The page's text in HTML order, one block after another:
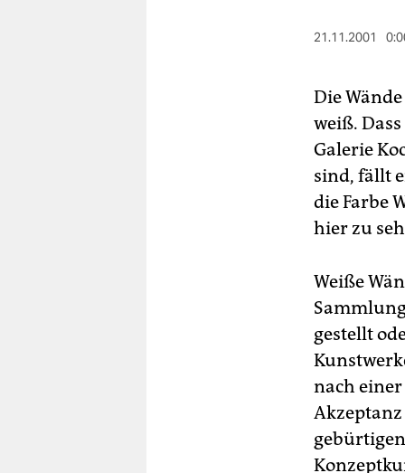
21.11.2001
Die
weiß.
Galerie
sind, fällt
die Farbe
hier zu
Weiße
gestellt
nach